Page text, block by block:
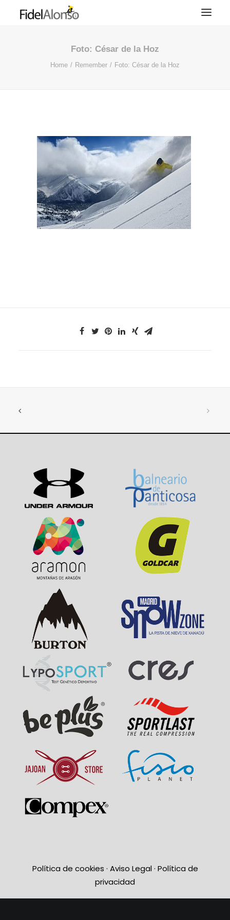
Foto: César de la Hoz
Home Remember Foto: César de la Hoz
Política de cookies · Aviso Legal· Política de
privacidad